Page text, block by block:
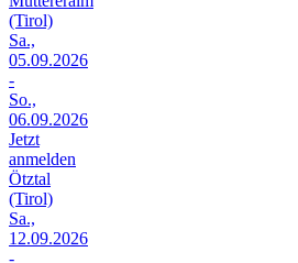
(Tirol)
Sa.,
05.09.2026
-
So.,
06.09.2026
Jetzt
anmelden
Ötztal
(Tirol)
Sa.,
12.09.2026
-